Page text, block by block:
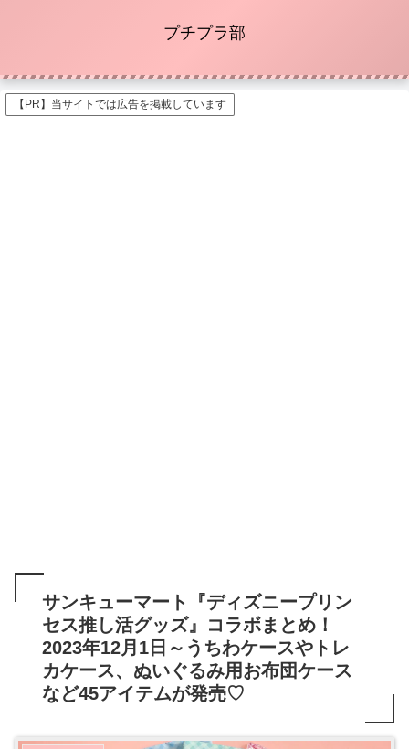
プチプラ部
【PR】当サイトでは広告を掲載しています
サンキューマート『ディズニープリン
セス推し活グッズ』コラボまとめ！
2023年12月1日～うちわケースやトレ
カケース、ぬいぐるみ用お布団ケース
など45アイテムが発売♡